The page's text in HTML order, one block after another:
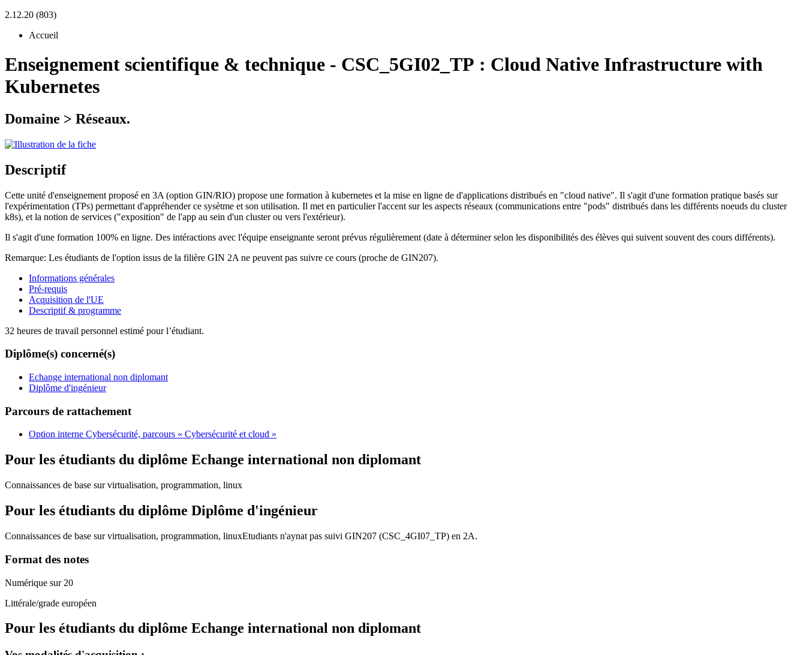
2.12.20 (803)
Accueil
Enseignement scientifique & technique - CSC_5GI02_TP : Cloud Native Infrastructure with
Kubernetes
Domaine > Réseaux.
Descriptif
Cette unité d'enseignement proposé en 3A (option GIN/RIO) propose une formation à kubernetes et la mise en ligne de d'applications distribués en "cloud native". Il s'agit d'une formation pratique basés sur
l'expérimentation (TPs) permettant d'appréhender ce sysètme et son utilisation. Il met en particulier l'accent sur les aspects réseaux (communications entre "pods" distribués dans les différents noeuds du cluster
k8s), et la notion de services ("exposition" de l'app au sein d'un cluster ou vers l'extérieur).
Il s'agit d'une formation 100% en ligne. Des intéractions avec l'équipe enseignante seront prévus régulièrement (date à déterminer selon les disponibilités des élèves qui suivent souvent des cours différents).
Remarque: Les étudiants de l'option issus de la filière GIN 2A ne peuvent pas suivre ce cours (proche de GIN207).
Informations générales
Pré-requis
Acquisition de l'UE
Descriptif & programme
32 heures de travail personnel estimé pour l’étudiant.
Diplôme(s) concerné(s)
Echange international non diplomant
Diplôme d'ingénieur
Parcours de rattachement
Option interne Cybersécurité, parcours « Cybersécurité et cloud »
Pour les étudiants du diplôme Echange international non diplomant
Connaissances de base sur virtualisation, programmation, linux
Pour les étudiants du diplôme Diplôme d'ingénieur
Connaissances de base sur virtualisation, programmation, linuxEtudiants n'aynat pas suivi GIN207 (CSC_4GI07_TP) en 2A.
Format des notes
Numérique sur 20
Littérale/grade européen
Pour les étudiants du diplôme Echange international non diplomant